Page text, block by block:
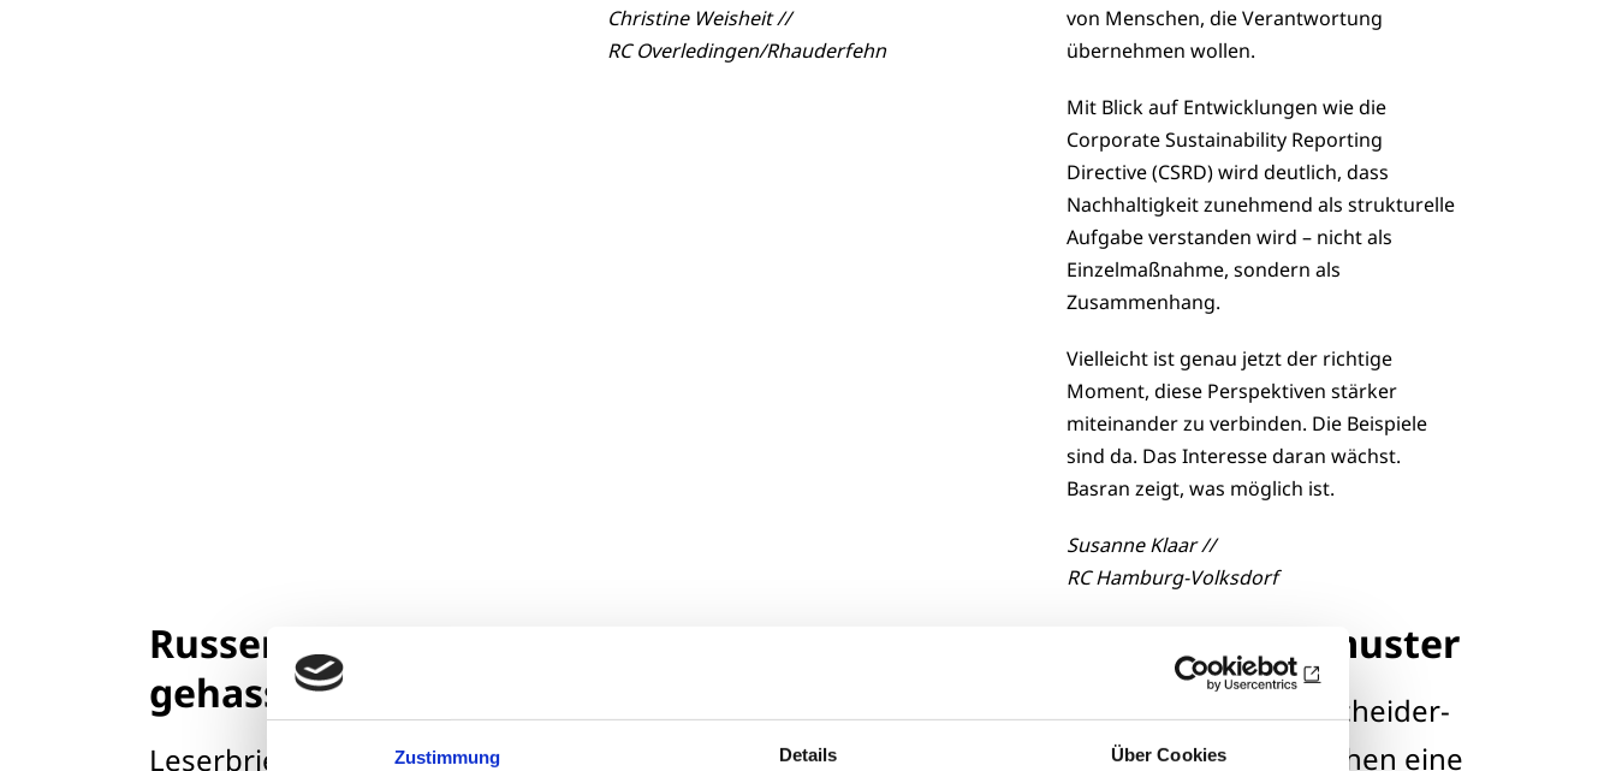
Zustimmung Details Über Cookies
Christine Weisheit //
RC Overledingen/Rhauderfehn
von Menschen, die Verantwortung
übernehmen wollen.
Mit Blick auf Entwicklungen wie die
Corporate Sustainability Reporting
Directive (CSRD) wird deutlich, dass
Nachhaltigkeit zunehmend als strukturelle
Aufgabe verstanden wird – nicht als
Einzelmaßnahme, sondern als
Zusammenhang.
Vielleicht ist genau jetzt der richtige
Moment, diese Perspektiven stärker
miteinander zu verbinden. Die Beispiele
sind da. Das Interesse daran wächst.
Basran zeigt, was möglich ist.
Susanne Klaar //
RC Hamburg-Volksdorf
Russen nicht
gehasst
Leserbrief zum Forum-
Leserbrief zum Forum-
Dünne Grundmuster
Leserbrief zum Entscheider-
Interview „Wir brauchen eine